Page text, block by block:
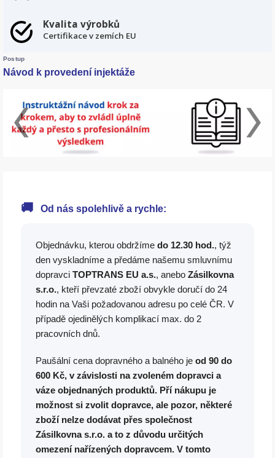
Kvalita výrobků
Certifikace v zemích EU
Postup
Návod k provedení injektáže
🚚 Od nás spolehlivě a rychle:
Objednávku, kterou obdržíme do 12.30 hod., týž
den vyskladníme a předáme našemu smluvnímu
dopravci TOPTRANS EU a.s., anebo Zásilkovna
s.r.o., kteří převzaté zboží obvykle doručí do 24
hodin na Vaši požadovanou adresu po celé ČR. V
případě ojedinělých komplikací max. do 2
pracovních dnů.
Paušální cena dopravného a balného je od 90 do
600 Kč, v závislosti na zvoleném dopravci a
váze objednaných produktů. Pří nákupu je
možnost si zvolit dopravce, ale pozor, některé
zboží nelze dodávat přes společnost
Zásilkovna s.r.o. a to z důvodu určitých
omezení nařízených dopravcem. V tomto